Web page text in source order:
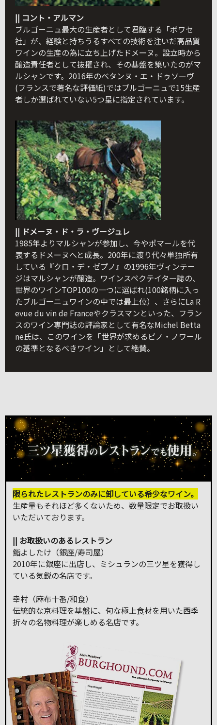
|| コント・アルマン
ブルゴーニュ最大の生産者として君臨する「ボワセ
社」が、経験と持ちうるすべての技術を注いだ高品質
ワインの生産の為に立ち上げたドメーヌ。設立時から
醸造責任者として抜擢され、その基盤を築いたのがマ
ルシャンです。2016年のベタンヌ・エ・ドゥソーヴ
(フランスで著名な評価紙)ではブルゴーニュで15生産
者しか選ばれていない5つ星に指定されています。
|| ドメーヌ・ド・ラ・ヴージュレ
1985年よりマルシャンが参加し、今やポマールを代
表するドメーヌへと成長。200年に渡り代々単独所有
している『クロ・デ・ゼプノ』の1996年ヴィンテー
ジはマルシャンが醸造。ワインスペクテイター誌の、
世界のワインTOP100の一つに選ばれ(100銘柄に入っ
たブルゴーニュワインの中では最上位）、さらにLa R
evue du vin de Franceやクラスマンといった、フラン
スのワイン専門誌の評論家として有名なMichel Betta
ne氏は、このワインを「世界が求めるピノ・ノワール
の基準となるべきワイン」として絶賛。
限られたレストランのみに卸している希少なワイン。
生産量もそれほど多くないため、数量限定でお取扱い
いただいております。
|| お取扱いのあるレストラン
鮨よしたけ（銀座/寿司屋）
2010年に銀座に出店し、ミシュランの三ツ星を獲得し
ている気鋭の名店です。
幸村（麻布十番/和食）
伝統的な京料理を基盤に、旬な極上食材を用いた西季
折々の名物料理が楽しめる名店です。